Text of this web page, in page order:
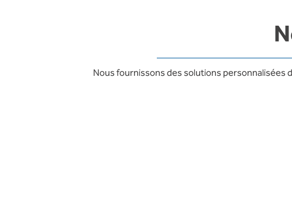
Nous fournissons des solutions